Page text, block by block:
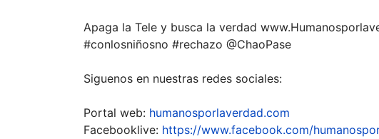
Apaga la Tele y busca la verdad
#conlosniñosno #rechazo @ChaoPase
Siguenos en nuestras redes sociales:
Portal web: humanosporlaverdad.com
Facebooklive: https://www.facebook.com/